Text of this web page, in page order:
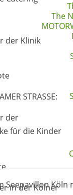
The
Seepavillon
der Klinik
STRASSE:
der
für die Kinder